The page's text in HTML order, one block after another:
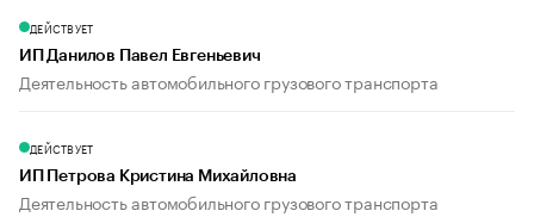
ДЕЙСТВУЕТ
ИП Данилов Павел Евгеньевич
Деятельность автомобильного грузового транспорта
ДЕЙСТВУЕТ
ИП Петрова Кристина Михайловна
Деятельность автомобильного грузового транспорта